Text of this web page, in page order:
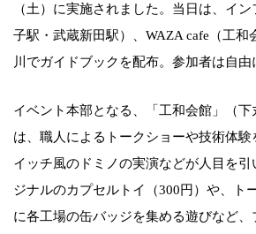
（土）に実施されました。当日は、イ
子駅・武蔵新田駅）、WAZA cafe（工和
川でガイドブックを配布。参加者は自由
イベント本部となる、「工和会館」（
は、職人によるトークショーや技術体験
イッチ風のドミノの実演などが人目を引
ジナルのカプセルトイ（300円）や、ト
に各工場の缶バッジを集める遊びなど、